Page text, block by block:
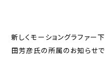
新しくモーショングラファー下
田芳彦氏の所属のお知らせで